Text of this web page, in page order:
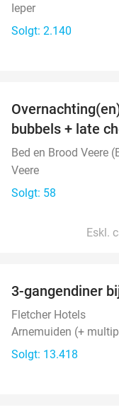
Ieper
Solgt: 2.140
bubbels + late
Bed en Brood Veere
Veere
Solgt: 58
Eskl.
3-gangendiner
Fletcher Hotels
Arnemuiden (+
Solgt: 13.418